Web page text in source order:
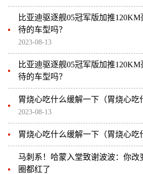
比亚迪驱逐舰05冠军版加推
待的车型吗？
2023-08-13
比亚迪驱逐舰05冠军版加推
待的车型吗？
胃烧心吃什么缓解一下（胃烧心吃
2023-08-13
胃烧心吃什么缓解一下（胃烧心吃
马刺系！哈蒙入堂致谢波波：你改
圈都红了